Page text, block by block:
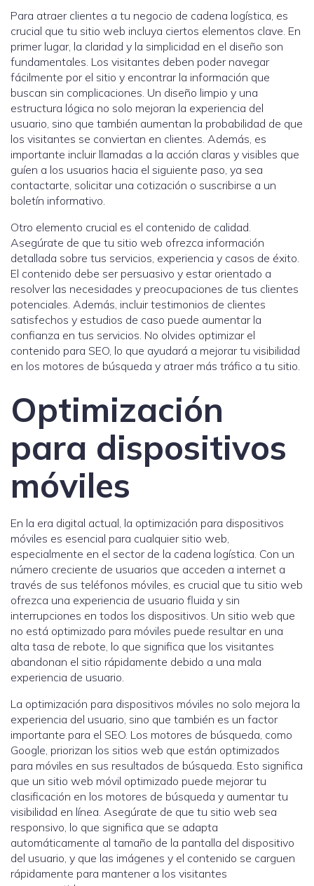
Para atraer clientes a tu negocio de cadena logística, es
crucial que tu sitio web incluya ciertos elementos clave. En
primer lugar, la claridad y la simplicidad en el diseño son
fundamentales. Los visitantes deben poder navegar
fácilmente por el sitio y encontrar la información que
buscan sin complicaciones. Un diseño limpio y una
estructura lógica no solo mejoran la experiencia del
usuario, sino que también aumentan la probabilidad de que
los visitantes se conviertan en clientes. Además, es
importante incluir llamadas a la acción claras y visibles que
guíen a los usuarios hacia el siguiente paso, ya sea
contactarte, solicitar una cotización o suscribirse a un
boletín informativo.
Otro elemento crucial es el contenido de calidad.
Asegúrate de que tu sitio web ofrezca información
detallada sobre tus servicios, experiencia y casos de éxito.
El contenido debe ser persuasivo y estar orientado a
resolver las necesidades y preocupaciones de tus clientes
potenciales. Además, incluir testimonios de clientes
satisfechos y estudios de caso puede aumentar la
confianza en tus servicios. No olvides optimizar el
contenido para SEO, lo que ayudará a mejorar tu visibilidad
en los motores de búsqueda y atraer más tráfico a tu sitio.
Optimización
para dispositivos
móviles
En la era digital actual, la optimización para dispositivos
móviles es esencial para cualquier sitio web,
especialmente en el sector de la cadena logística. Con un
número creciente de usuarios que acceden a internet a
través de sus teléfonos móviles, es crucial que tu sitio web
ofrezca una experiencia de usuario fluida y sin
interrupciones en todos los dispositivos. Un sitio web que
no está optimizado para móviles puede resultar en una
alta tasa de rebote, lo que significa que los visitantes
abandonan el sitio rápidamente debido a una mala
experiencia de usuario.
La optimización para dispositivos móviles no solo mejora la
experiencia del usuario, sino que también es un factor
importante para el SEO. Los motores de búsqueda, como
Google, priorizan los sitios web que están optimizados
para móviles en sus resultados de búsqueda. Esto significa
que un sitio web móvil optimizado puede mejorar tu
clasificación en los motores de búsqueda y aumentar tu
visibilidad en línea. Asegúrate de que tu sitio web sea
responsivo, lo que significa que se adapta
automáticamente al tamaño de la pantalla del dispositivo
del usuario, y que las imágenes y el contenido se carguen
rápidamente para mantener a los visitantes